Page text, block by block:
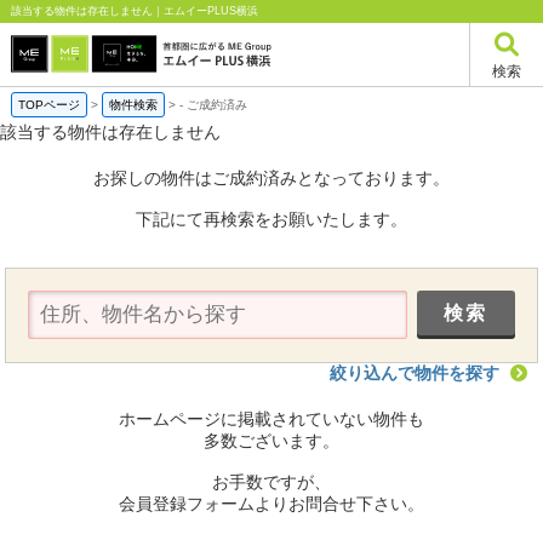
該当する物件は存在しません｜エムイーPLUS横浜
検索
TOPページ > 物件検索 >- ご成約済み
該当する物件は存在しません
お探しの物件はご成約済みとなっております。
下記にて再検索をお願いたします。
絞り込んで物件を探す
ホームページに掲載されていない物件も
多数ございます。
お手数ですが、
会員登録フォームよりお問合せ下さい。